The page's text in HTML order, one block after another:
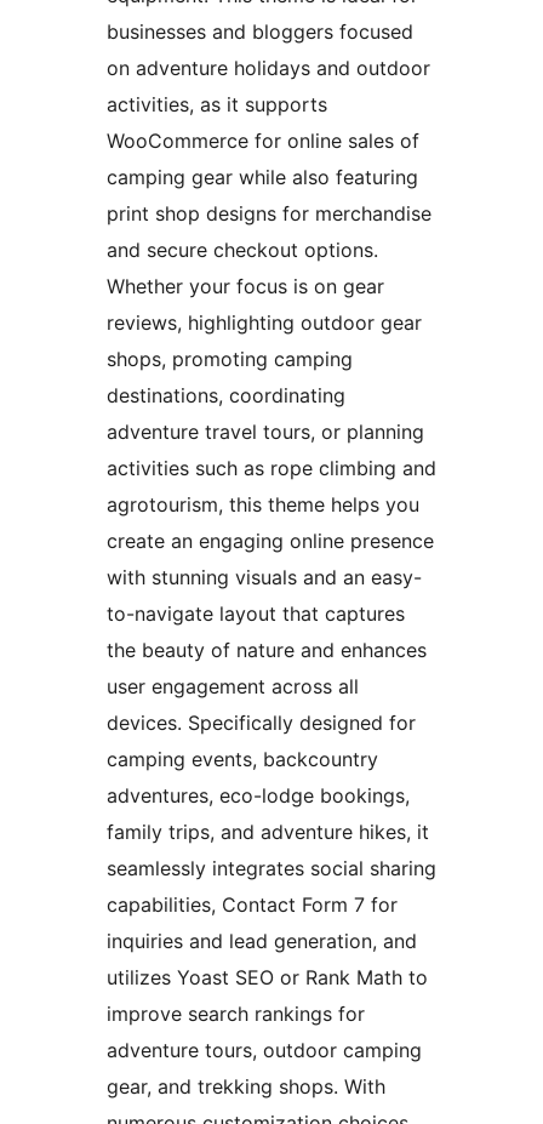
businesses and bloggers focused
on adventure holidays and outdoor
activities, as it supports
WooCommerce for online sales of
camping gear while also featuring
print shop designs for merchandise
and secure checkout options.
Whether your focus is on gear
reviews, highlighting outdoor gear
shops, promoting camping
destinations, coordinating
adventure travel tours, or planning
activities such as rope climbing and
agrotourism, this theme helps you
create an engaging online presence
with stunning visuals and an easy-
to-navigate layout that captures
the beauty of nature and enhances
user engagement across all
devices. Specifically designed for
camping events, backcountry
adventures, eco-lodge bookings,
family trips, and adventure hikes, it
seamlessly integrates social sharing
capabilities, Contact Form 7 for
inquiries and lead generation, and
utilizes Yoast SEO or Rank Math to
improve search rankings for
adventure tours, outdoor camping
gear, and trekking shops. With